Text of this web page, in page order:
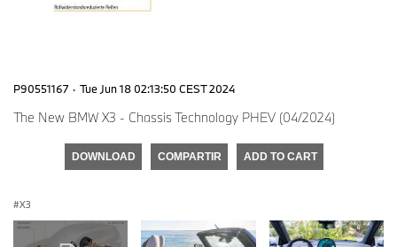
P90551167 · Tue Jun 18 02:13:50 CEST 2024
The New BMW X3 - Chassis Technology PHEV (04/2024)
DOWNLOAD COMPARTIR ADD TO CART
X3